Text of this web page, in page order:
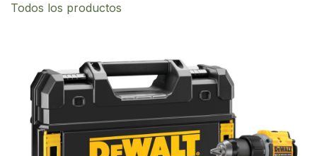
Todos los productos